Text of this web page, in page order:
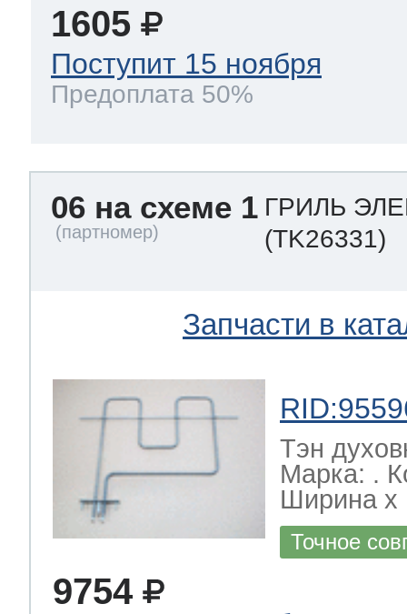
1605
Поступит 15 ноября
Предоплата 50%
06 на схеме 1 ГРИЛЬ
(TK26331)
Запчасти в
Тэн
Марка: .
Ширина х
Точное
9754